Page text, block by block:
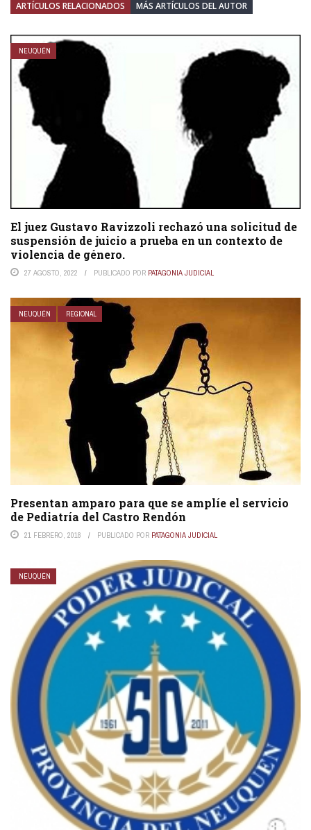
ARTÍCULOS RELACIONADOS MÁS ARTÍCULOS DEL AUTOR
NEUQUÉN
El juez Gustavo Ravizzoli rechazó una solicitud de
suspensión de juicio a prueba en un contexto de
violencia de género.
27 AGOSTO, 2022 PUBLICADO POR PATAGONIA JUDICIAL
NEUQUÉN REGIONAL
Presentan amparo para que se amplíe el servicio
de Pediatría del Castro Rendón
21 FEBRERO, 2018 PUBLICADO POR PATAGONIA JUDICIAL
NEUQUÉN